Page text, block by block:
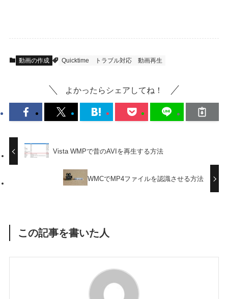
動画の作成 Quicktime トラブル対応 動画再生
よかったらシェアしてね！
Vista WMPで昔のAVIを再生する方法
WMCでMP4ファイルを認識させる方法
この記事を書いた人